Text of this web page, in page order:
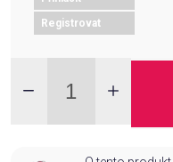
Registrovat